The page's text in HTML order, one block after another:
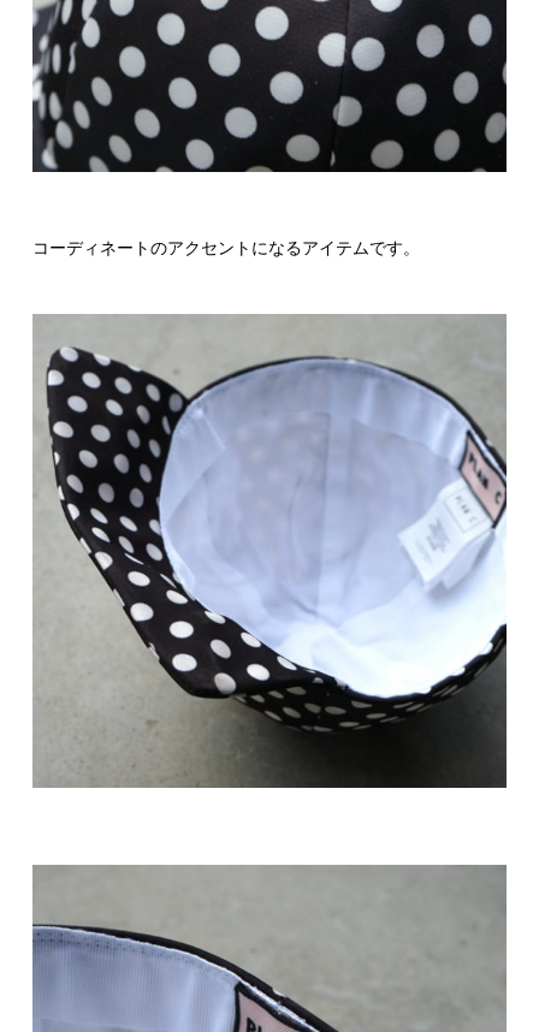
コーディネートのアクセントになるアイテムです。